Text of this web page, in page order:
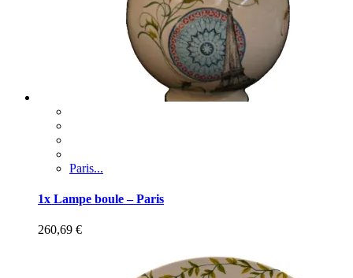
Paris...
1x Lampe boule – Paris
260,69 €